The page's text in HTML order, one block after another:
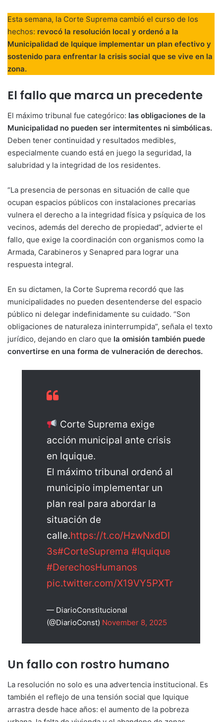
Esta semana, la Corte Suprema cambió el curso de los
hechos: revocó la resolución local y ordenó a la
Municipalidad de Iquique implementar un plan efectivo y
sostenido para enfrentar la crisis social que se vive en la
zona.
El fallo que marca un precedente
El máximo tribunal fue categórico: las obligaciones de la
Municipalidad no pueden ser intermitentes ni simbólicas.
Deben tener continuidad y resultados medibles,
especialmente cuando está en juego la seguridad, la
salubridad y la integridad de los residentes.
“La presencia de personas en situación de calle que
ocupan espacios públicos con instalaciones precarias
vulnera el derecho a la integridad física y psíquica de los
vecinos, además del derecho de propiedad”, advierte el
fallo, que exige la coordinación con organismos como la
Armada, Carabineros y Senapred para lograr una
respuesta integral.
En su dictamen, la Corte Suprema recordó que las
municipalidades no pueden desentenderse del espacio
público ni delegar indefinidamente su cuidado. “Son
obligaciones de naturaleza ininterrumpida”, señala el texto
jurídico, dejando en claro que la omisión también puede
convertirse en una forma de vulneración de derechos.
Corte Suprema exige
acción municipal ante crisis
en Iquique.
El máximo tribunal ordenó al
municipio implementar un
plan real para abordar la
situación de
calle.https://t.co/HzwNxdDI
3s#CorteSuprema #Iquique
#DerechosHumanos
pic.twitter.com/X19VY5PXTr
— DiarioConstitucional
(@DiarioConst) November 8, 2025
Un fallo con rostro humano
La resolución no solo es una advertencia institucional. Es
también el reflejo de una tensión social que Iquique
arrastra desde hace años: el aumento de la pobreza